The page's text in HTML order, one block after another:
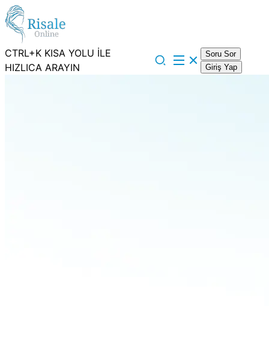
CTRL+K KISA YOLU İLE
HIZLICA ARAYIN
Soru Sor
Giriş Yap